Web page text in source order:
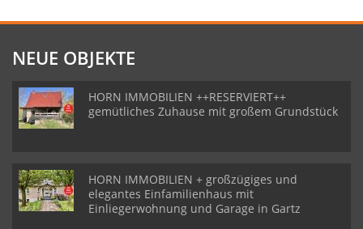
NEUE OBJEKTE
HORN IMMOBILIEN ++RESERVIERT++
gemütliches Zuhause mit großem Grundstück
HORN IMMOBILIEN + großzügiges und
elegantes Einfamilienhaus mit
Einliegerwohnung und Garage in Gartz